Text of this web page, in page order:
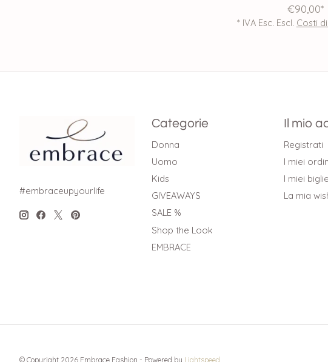
€90,00*
* IVA Esc. Escl. Costi
#embraceupyourlife
Categorie
Donna
Uomo
Kids
GIVEAWAYS
SALE %
Shop the Look
EMBRACE
Il mio
Registrati
I miei
I miei
La mia
© Copyright 2026 Embrace Fashion - Powered by Lightspeed